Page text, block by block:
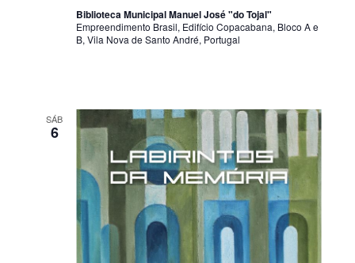
Biblioteca Municipal Manuel José "do Tojal"
Empreendimento Brasil, Edifício Copacabana, Bloco A e
B, Vila Nova de Santo André, Portugal
SÁB
6